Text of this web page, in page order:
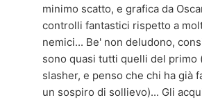
minimo scatto, e grafica da
controlli fantastici rispetto a
nemici... Be' non deludono,
sono quasi tutti quelli del primo
slasher, e penso che chi ha già
un sospiro di sollievo)... Gli